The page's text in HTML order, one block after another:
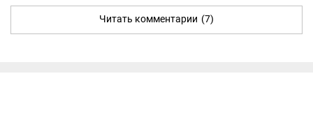
Читать комментарии (7)